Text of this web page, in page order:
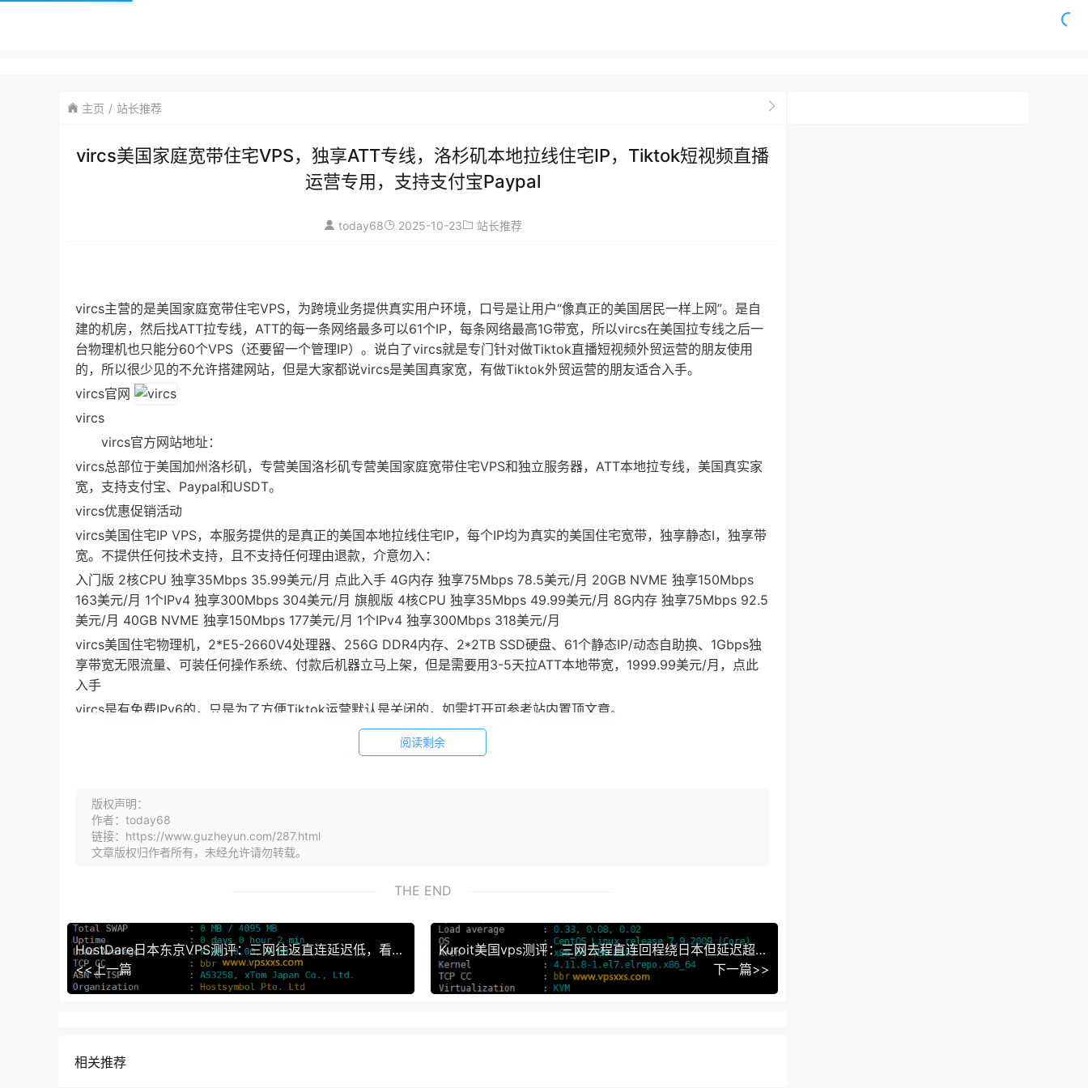
主页 站长推荐
vircs美国家庭宽带住宅VPS，独享ATT专线，洛杉矶本地拉线住宅IP，Tiktok短视频直播
运营专用，支持支付宝Paypal
today68 2025-10-23 站长推荐
vircs主营的是美国家庭宽带住宅VPS，为跨境业务提供真实用户环境，口号是让用户“像真正的美国居民一样上网”。是自
建的机房，然后找ATT拉专线，ATT的每一条网络最多可以61个IP，每条网络最高1G带宽，所以vircs在美国拉专线之后一
台物理机也只能分60个VPS（还要留一个管理IP）。说白了vircs就是专门针对做Tiktok直播短视频外贸运营的朋友使用
的，所以很少见的不允许搭建网站，但是大家都说vircs是美国真家宽，有做Tiktok外贸运营的朋友适合入手。
vircs官网
vircs
vircs官方网站地址：
vircs总部位于美国加州洛杉矶，专营美国洛杉矶专营美国家庭宽带住宅VPS和独立服务器，ATT本地拉专线，美国真实家
宽，支持支付宝、Paypal和USDT。
vircs优惠促销活动
vircs美国住宅IP VPS，本服务提供的是真正的美国本地拉线住宅IP，每个IP均为真实的美国住宅宽带，独享静态I，独享带
宽。不提供任何技术支持，且不支持任何理由退款，介意勿入：
入门版 2核CPU 独享35Mbps 35.99美元/月 点此入手 4G内存 独享75Mbps 78.5美元/月 20GB NVME 独享150Mbps
163美元/月 1个IPv4 独享300Mbps 304美元/月 旗舰版 4核CPU 独享35Mbps 49.99美元/月 8G内存 独享75Mbps 92.5
美元/月 40GB NVME 独享150Mbps 177美元/月 1个IPv4 独享300Mbps 318美元/月
vircs美国住宅物理机，2*E5-2660V4处理器、256G DDR4内存、2*2TB SSD硬盘、61个静态IP/动态自助换、1Gbps独
享带宽无限流量、可装任何操作系统、付款后机器立马上架，但是需要用3-5天拉ATT本地带宽，1999.99美元/月，点此
入手
vircs是有免费IPv6的，只是为了方便Tiktok运营默认是关闭的，如需打开可参考站内置顶文章。
阅读剩余
版权声明：
作者：today68
链接：https://www.guzheyun.com/287.html
文章版权归作者所有，未经允许请勿转载。
THE END
HostDare日本东京VPS测评：三网往返直连延迟低，看视频13万+速度，解锁新加坡Tiktok
<<上一篇
Kuroit美国vps测评：三网去程直连回程绕日本但延迟超低，看视频8万+速度
下一篇>>
相关推荐